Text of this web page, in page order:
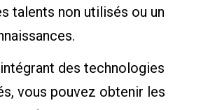
talents non utilisés ou un
des technologies
vous pouvez obtenir les